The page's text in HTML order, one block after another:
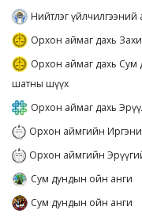
Нийтлэг үйлчилгээний
Орхон аймаг дахь
Орхон аймаг дахь Сум
шатны шүүх
Орхон аймаг дахь
Орхон аймгийн
Орхон аймгийн
Сум дундын ойн анги
Сум дундын ойн анги